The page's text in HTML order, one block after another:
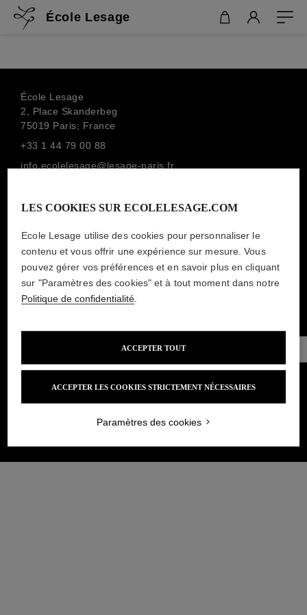
École Lesage
École Lesage
2, Place Skanderbeg
75019 Paris, France
+33 1 44 79 00 88
info.ecolelesage@lesage-paris.fr
MAISON LESAGE
MENTIONS LÉGALES
POLITIQUE DE CONFIDENTIALITÉ
CONDITIONS GÉNÉRALES DE VENTE
LES COOKIES SUR ECOLELESAGE.COM
Ecole Lesage utilise des cookies pour personnaliser le
contenu et vous offrir une expérience sur mesure. Vous
pouvez gérer vos préférences et en savoir plus en cliquant
sur "Paramètres des cookies" et à tout moment dans notre
Politique de confidentialité
ACCEPTER LES COOKIES STRICTEMENT NÉCESSAIRES
ACCEPTER TOUT
Paramètres des cookies